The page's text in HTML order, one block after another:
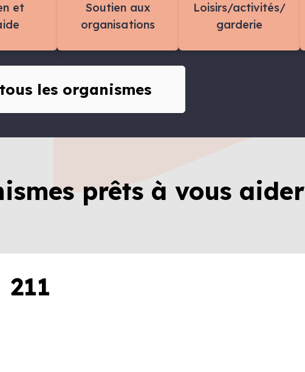
et
Soutien aux
organisations
Loisirs/activités/
garderie
les organismes
prêts à vous aider
211